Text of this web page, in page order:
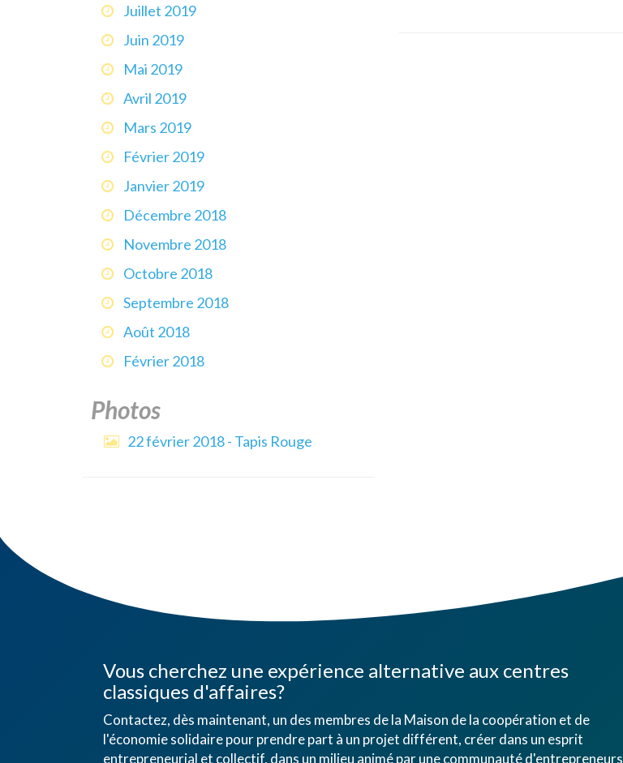
Juillet 2019
Juin 2019
Mai 2019
Avril 2019
Mars 2019
Février 2019
Janvier 2019
Décembre 2018
Novembre 2018
Octobre 2018
Septembre 2018
Août 2018
Février 2018
Photos
22 février 2018 - Tapis Rouge
Vous cherchez une expérience alternative aux centres
classiques d'affaires?
Contactez, dès maintenant, un des membres de la Maison de la coopération et de
l'économie solidaire pour prendre part à un projet différent, créer dans un esprit
entrepreneurial et collectif, dans un milieu animé par une communauté d'entrepreneurs